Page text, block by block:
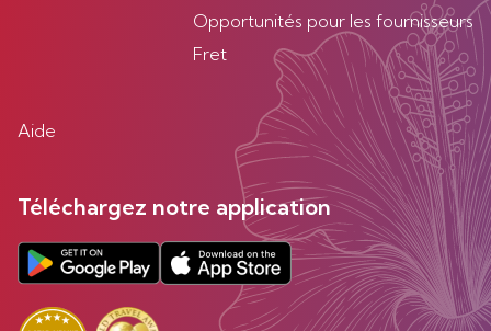
Opportunités pour les fournisseurs
Fret
Aide
Téléchargez notre application